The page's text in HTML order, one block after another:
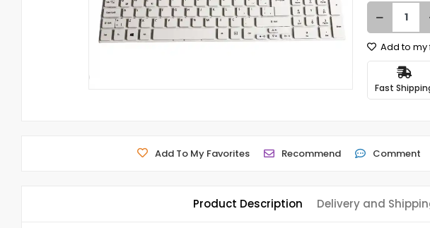
Add to
Fast
Add To My Favorites Recommend Comment
Product Description Delivery and